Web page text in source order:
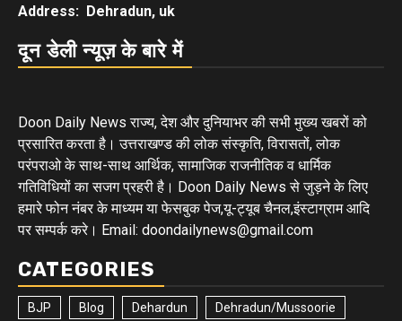
Address: Dehradun, uk
दून डेली न्यूज़ के बारे में
Doon Daily News राज्य, देश और दुनियाभर की सभी मुख्य खबरों को
प्रसारित करता है। उत्तराखण्ड की लोक संस्कृति, विरासतों, लोक
परंपराओ के साथ-साथ आर्थिक, सामाजिक राजनीतिक व धार्मिक
गतिविधियों का सजग प्रहरी है। Doon Daily News से जुड़ने के लिए
हमारे फोन नंबर के माध्यम या फेसबुक पेज,यू-ट्यूब चैनल,इंस्टाग्राम आदि
पर सम्पर्क करे। Email: doondailynews@gmail.com
CATEGORIES
BJP Blog Dehardun Dehradun/Mussoorie